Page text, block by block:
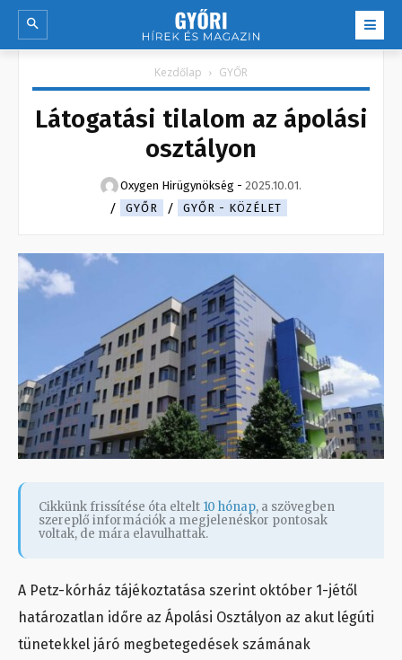
Kezdőlap GYŐR
Látogatási tilalom az ápolási
osztályon
Oxygen Hirügynökség - 2025.10.01.
GYŐR
GYŐR - KÖZÉLET
Cikkünk frissítése óta eltelt 10 hónap, a szövegben
szereplő információk a megjelenéskor pontosak
voltak, de mára elavulhattak.
A Petz-kórház tájékoztatása szerint október 1-jétől
határozatlan időre az Ápolási Osztályon az akut légúti
tünetekkel járó megbetegedések számának